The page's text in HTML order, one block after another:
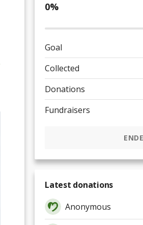
0%
Goal
Collected
Donations
Fundraisers
Latest donations
Anonymous